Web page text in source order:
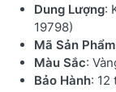
Dung Lượng:
19798)
Mã Sản Phẩm
Màu Sắc:
Bảo Hành: 12